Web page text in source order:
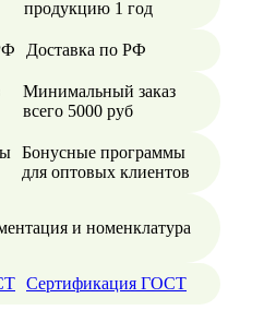
продукцию 1 год
Доставка по РФ
Минимальный заказ
всего 5000 руб
Бонусные программы
для оптовых клиентов
и номенклатура
Сертификация ГОСТ